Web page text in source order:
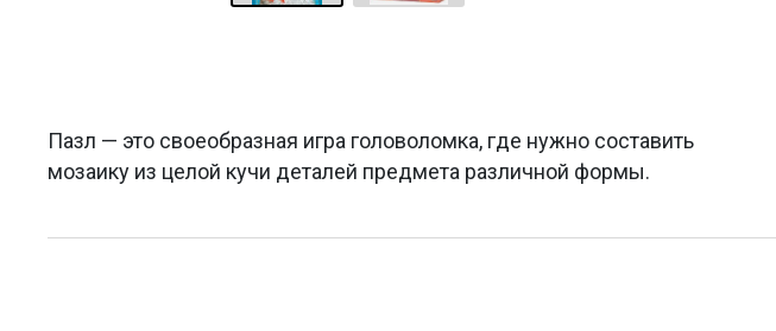
Пазл — это своеобразная игра головоломка, где нужно составить
мозаику из целой кучи деталей предмета различной формы.